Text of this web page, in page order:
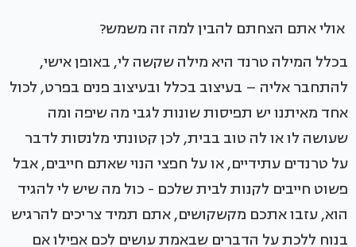
אולי אתם הצחתם להבין למה זה משמש?
בכלל המילה טרנד היא מילה שקשה לי, באופן אישי,
להתחבר אליה – בעיצוב בכלל ובעיצוב פנים בפרט, לכול
אחד מאיתנו יש תפיסות שונות לגבי מה שיפה ומה
שעושה לו או לה טוב בבית, לכן קטונתי מלנסות לדבר
על טרנדים עתידיים, או על חפצי הנוי שאתם חייבים, אבל
פשוט חייבים לקנות לבית שלכם - כול מה שיש לי להגיד
הוא, עזבו אתכם מקשקושים, אתם תמיד צריכים להרגיש
בנוח ללכת על הדברים שבאמת עושים לכם אפילו אם